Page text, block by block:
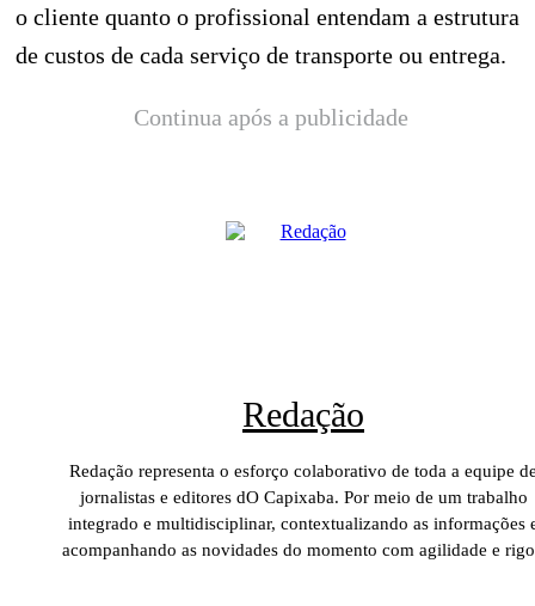
o cliente quanto o profissional entendam a estrutura
de custos de cada serviço de transporte ou entrega.
Continua após a publicidade
Redação
Redação representa o esforço colaborativo de toda a equipe
jornalistas e editores dO Capixaba. Por meio de um trabalho
integrado e multidisciplinar, contextualizando as informações
acompanhando as novidades do momento com agilidade e